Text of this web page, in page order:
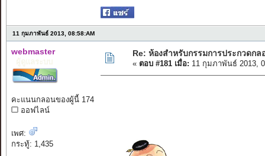
11 กุมภาพันธ์ 2013, 08:58:AM
webmaster
คะแนนกลอนของผู้นี้ 174
ออฟไลน์
เพศ:
กระทู้: 1,435
Re: ห้องสำหรับกรรมการประกวดก
« ตอบ #181 เมื่อ: 11 กุมภาพันธ์ 2013,